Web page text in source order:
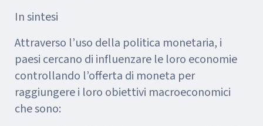
In sintesi
Attraverso l’uso della politica monetaria, i
paesi cercano di influenzare le loro economie
controllando l’offerta di moneta per
raggiungere i loro obiettivi macroeconomici
che sono: